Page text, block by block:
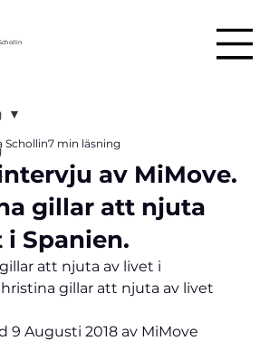
av MiMove.
gillar att njuta
i Spanien.
Schollin7 min läsning
att njuta av livet i
gillar att njuta av livet
9 Augusti 2018 av MiMove